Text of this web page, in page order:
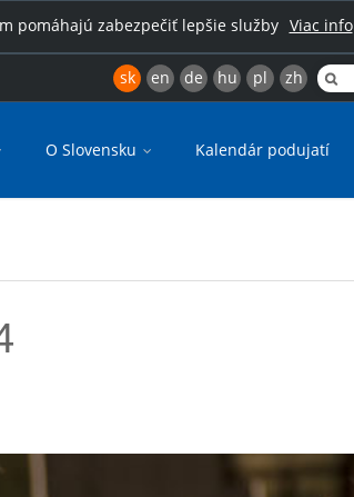
pomáhajú zabezpečiť lepšie služby Viac info
sk en de hu pl zh
O Slovensku Kalendár podujatí